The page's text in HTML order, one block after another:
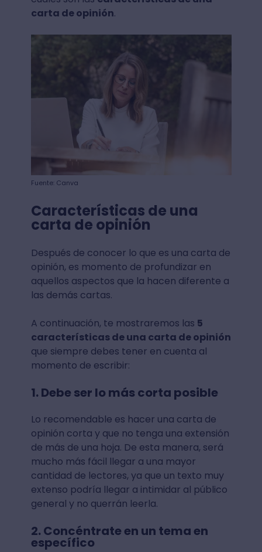
carta de opinión.
Fuente: Canva
Características de una
carta de opinión
Después de conocer lo que es una carta de
opinión, es momento de profundizar en
aquellos aspectos que la hacen diferente a
las demás cartas.
A continuación, te mostraremos las 5
características de una carta de opinión
que siempre debes tener en cuenta al
momento de escribir:
1. Debe ser lo más corta posible
Lo recomendable es hacer una carta de
opinión corta y que no tenga una extensión
de más de una hoja. De esta manera, será
mucho más fácil llegar a una mayor
cantidad de lectores, ya que un texto muy
extenso podría llegar a intimidar al público
general y no querrán leerla.
2. Concéntrate en un tema en
específico